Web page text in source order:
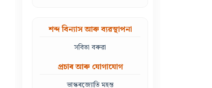
শব্দ বিন্যাস আৰু ব্যৱস্থাপনা
সবিতা বৰুৱা
প্ৰচাৰ আৰু যোগাযোগ
ভাস্কৰজ্যোতি মহন্ত